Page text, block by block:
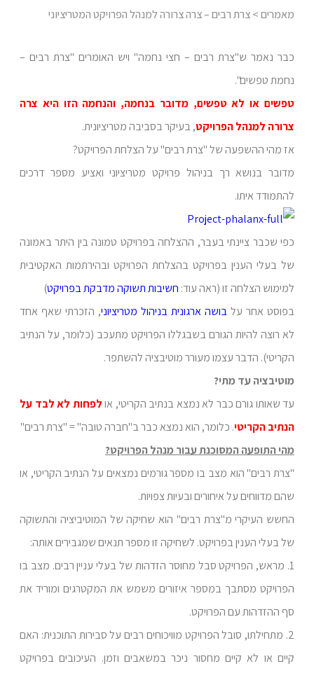
מאמרים> צרת רבים – צרה צרורה למנהל הפרויקט המטריציוני
כבר נאמר ש"צרת רבים – חצי נחמה" ויש האומרים "צרת רבים –
נחמת טפשים".
טפשים או לא טפשים, מדובר בנחמה, והנחמה הזו היא צרה
צרורה למנהל הפרויקט, בעיקר בסביבה מטריציונית.
אז מהי ההשפעה של "צרת רבים" על הצלחת הפרויקט?
מדובר בנושא רך בניהול פרויקט מטריציוני ואציע מספר דרכים
להתמודד איתו.
כפי שכבר ציינתי בעבר, ההצלחה בפרויקט טמונה בין היתר באמונה
של בעלי הענין בפרויקט בהצלחת הפרויקט ובהירתמות האקטיבית
למימוש הצלחה זו (ראה עוד: חשיבות תשוקה מדבקת בפרויקט)
בפוסט אחר על בושה ארגונית בניהול מטריציוני, הזכרתי שאף אחד
לא רוצה להיות הגורם בשבגללו הפרויקט מתעכב (כלומר, על הנתיב
הקריטי). הדבר עצמו מעורר מוטיבציה להשתפר.
מוטיבציה עד מתי?
עד שאותו גורם כבר לא נמצא בנתיב הקריטי, אולפחות לא לבד על
הנתיב הקריטי. כלומר, הוא נמצא כבר ב"חברה טובה" = "צרת רבים"
מהי התופעה המסוכנת עבור מנהל הפרויקט?
"צרת רבים" הוא מצב בו מספר גורמים נמצאים על הנתיב הקריטי, או
שהם מדווחים על איחורים ובעיות צפויות.
החשש העיקרי מ"צרת רבים" הוא שחיקה של המוטיביציה והתשוקה
של בעלי הענין בפרויקט. לשחיקה זו מספר תנאים שמגבירים אותה:
1. מראש, הפרויקט סבל מחוסר הזדהות של בעלי עניין רבים. מצב בו
הפרויקט מסתבך במספר איזורים משמש את המקטרגים ומוריד את
סף ההזדהות עם הפרויקט.
2. מתחילתו, סובל הפרויקט מוויכוחים רבים על סבירות התוכנית: האם
קיים או לא קיים מחסור ניכר במשאבים וזמן. העיכובים בפרויקט